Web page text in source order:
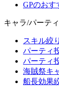
GPのおす
キャラ/パーテ
スキル絞
パーティ
パーティ
海賊祭キ
船長効果